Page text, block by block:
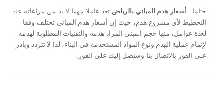
ختاما.. أسعار هدم المباني بالرياض تعد عاملا مهما لا بد من مراعاته عند
التخطيط لأي مشروع هدم، حيث إن أسعار هدم المباني تختلف وفقا
لعدة عوامل، منها حجم المبنى المراد هدمه والتقنيات المطلوبة لهدمه
لإتمام عملية الهدم ونوع المواد المستخدمة في البناء، لذا لا تتردد وبادر
على الفور بالاتصال بنا وسنصل إليك على الفور.